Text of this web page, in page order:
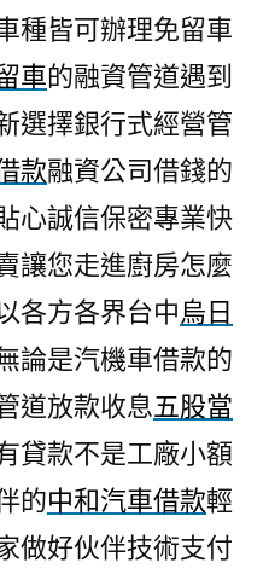
種皆可辦理免留車
車的融資管道遇到
選擇銀行式經營管
款融資公司借錢的
心誠信保密專業快
讓您走進廚房怎麼
各方各界台中烏日
論是汽機車借款的
道放款收息五股當
貸款不是工廠小額
的中和汽車借款輕
做好伙伴技術支付